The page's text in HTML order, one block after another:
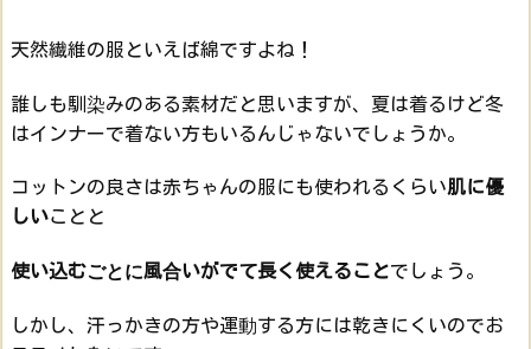
天然繊維の服といえば綿ですよね！
誰しも馴染みのある素材だと思いますが、夏は着るけど冬
はインナーで着ない方もいるんじゃないでしょうか。
コットンの良さは赤ちゃんの服にも使われるくらい肌に優
しいことと
使い込むごとに風合いがでて長く使えることでしょう。
しかし、汗っかきの方や運動する方には乾きにくいのでお